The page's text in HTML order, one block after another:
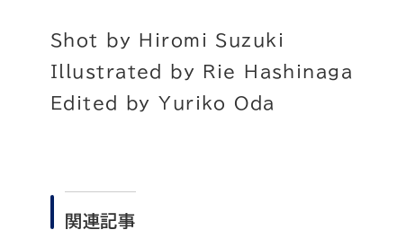
Shot by Hiromi Suzuki
Illustrated by Rie Hashinaga
Edited by Yuriko Oda
関連記事